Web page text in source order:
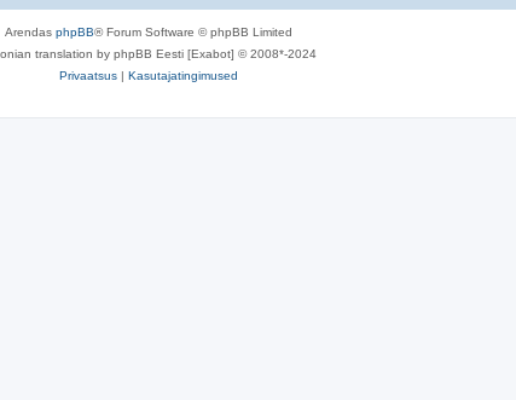
Arendas phpBB® Forum Software © phpBB Limited
translation by phpBB Eesti [Exabot] © 2008*-2024
Privaatsus | Kasutajatingimused